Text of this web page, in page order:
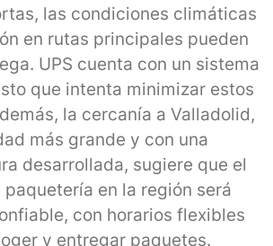
las condiciones climáticas
en rutas principales pueden
UPS cuenta con un sistema
que intenta minimizar estos
la cercanía a Valladolid,
más grande y con una
desarrollada, sugiere que el
en la región será
con horarios flexibles
y entregar paquetes.